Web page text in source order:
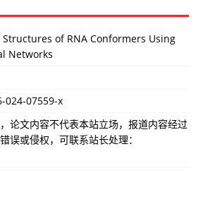
of RNA Conformers Using
Networks
024-07559-x
论文内容不代表本站立场，报道内容经过
误或侵权，可联系站长处理：